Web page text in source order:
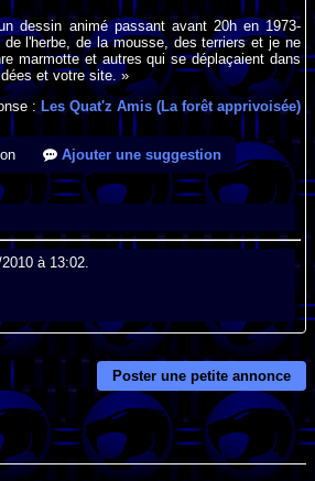
dessin animé passant avant 20h en 1973-
de l'herbe, de la mousse, des terriers et je ne
marmotte et autres qui se déplaçaient dans
et votre site. »
:Les Quat'z Amis (La forêt apprivoisée)
Ajouter une suggestion
à 13:02.
Poster une petite annonce